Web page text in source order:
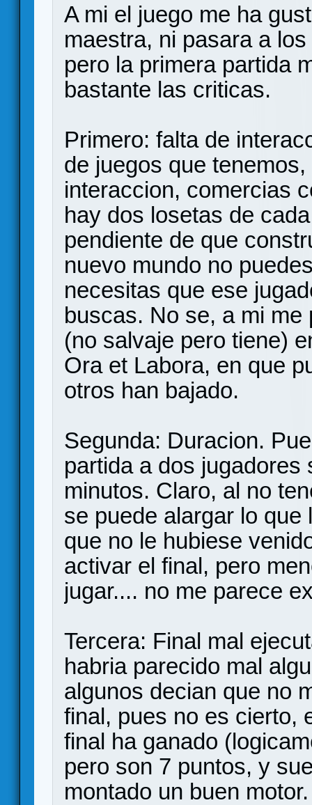
A mi el juego me ha
maestra, ni pasara a
pero la primera partida
bastante las criticas.
Primero: falta de
de juegos que
interaccion, comercias
hay dos losetas de
pendiente de que
nuevo mundo no
necesitas que ese
buscas. No se, a mi
(no salvaje pero tiene)
Ora et Labora, en que
otros han bajado.
Segunda: Duracion.
partida a dos
minutos. Claro, al no
se puede alargar lo
que no le hubiese
activar el final, pero
jugar.... no me parece
Tercera: Final mal
habria parecido mal
algunos decian que no
final, pues no es cierto,
final ha ganado
pero son 7 puntos, y
montado un buen motor.